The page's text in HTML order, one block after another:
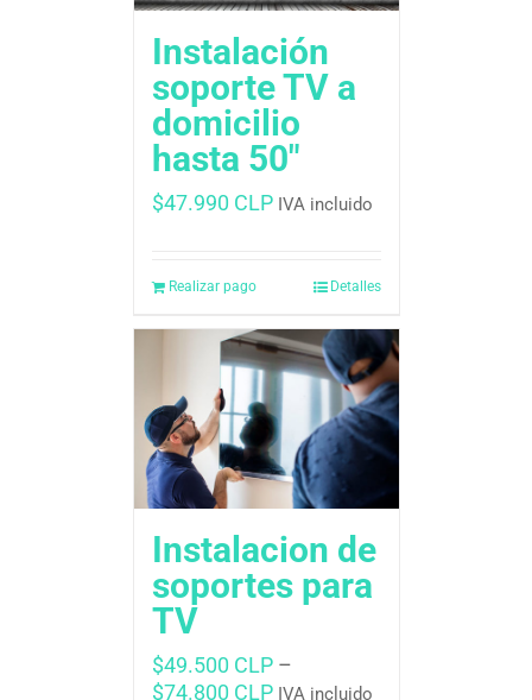
Instalación
soporte TV a
domicilio
hasta 50″
$47.990 CLP IVA incluido
Realizar pago Detalles
Instalacion de
soportes para
TV
$49.500 CLP–
$74.800 CLP IVA incluido